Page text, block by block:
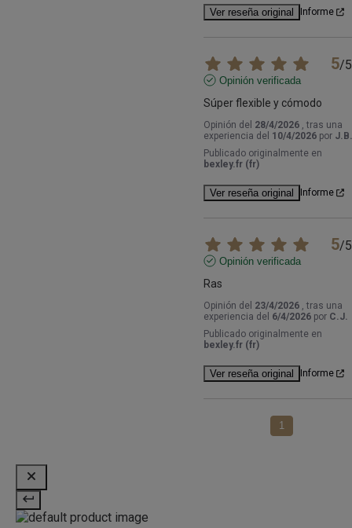
Ver reseña original Informe
5/5
Opinión verificada
Súper flexible y cómodo
Opinión del 28/4/2026
, tras una
experiencia del 10/4/2026 por J.B.
Publicado originalmente en
bexley.fr (fr)
Ver reseña original Informe
5/5
Opinión verificada
Ras
Opinión del 23/4/2026
, tras una
experiencia del 6/4/2026 por C.J.
Publicado originalmente en
bexley.fr (fr)
Ver reseña original Informe
1